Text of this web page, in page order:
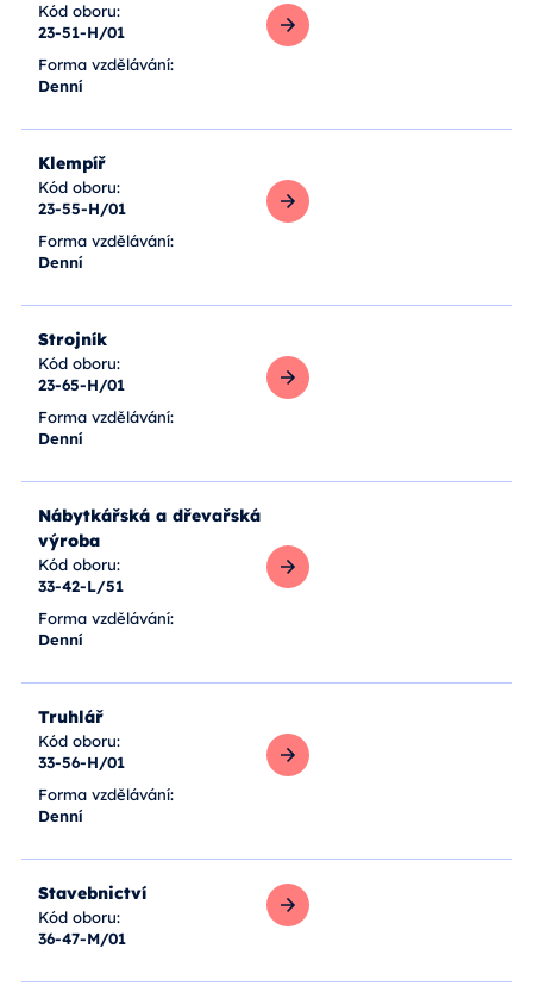
Kód oboru:
23-51-H/01
Forma vzdělávání:
Denní
Zobrazit více
Klempíř
Kód oboru:
23-55-H/01
Forma vzdělávání:
Denní
Zobrazit více
Strojník
Kód oboru:
23-65-H/01
Forma vzdělávání:
Denní
Zobrazit více
Nábytkářská a dřevařská
výroba
Kód oboru:
33-42-L/51
Forma vzdělávání:
Denní
Truhlář
Kód oboru:
33-56-H/01
Forma vzdělávání:
Denní
Zobrazit více
Stavebnictví
Kód oboru:
36-47-M/01